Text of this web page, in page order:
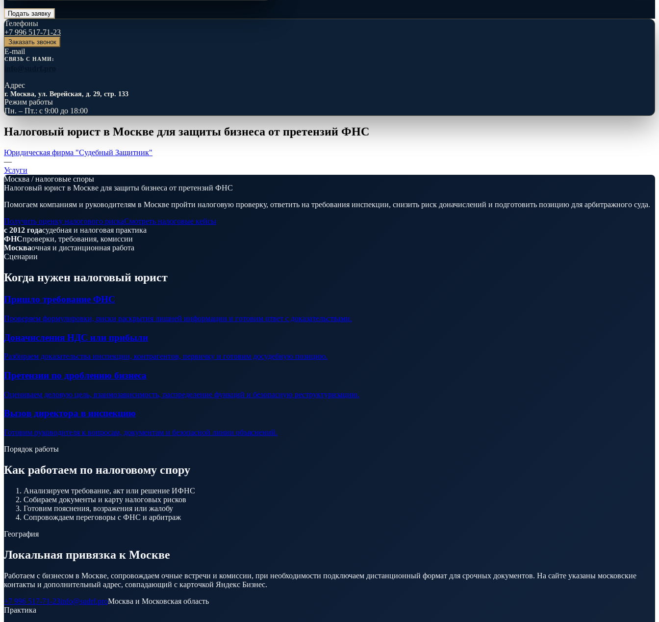
Подать заявку
Телефоны
+7 996 517-71-23
Заказать звонок
E-mail
СВЯЗЬ С НАМИ:
Адрес
г. Москва, ул. Верейская, д. 29, стр. 133
Режим работы
Пн. – Пт.: с 9:00 до 18:00
Налоговый юрист в Москве для защиты бизнеса от претензий ФНС
Юридическая фирма "Судебный Защитник"
—
Услуги
Москва / налоговые споры
Налоговый юрист в Москве для защиты бизнеса от претензий ФНС
Помогаем компаниям и руководителям в Москве пройти налоговую проверку, ответить на требования инспекции, снизить риск доначислений и подготовить позицию для арбитражного суда.
Получить оценку налогового рискаСмотреть налоговые кейсы
с 2012 годасудебная и налоговая практика
ФНСпроверки, требования, комиссии
Москваочная и дистанционная работа
Сценарии
Когда нужен налоговый юрист
Пришло требование ФНС
Проверяем формулировки, риски раскрытия лишней информации и готовим ответ с доказательствами.
Доначисления НДС или прибыли
Разбираем доказательства инспекции, контрагентов, первичку и готовим досудебную позицию.
Претензии по дроблению бизнеса
Оцениваем деловую цель, взаимозависимость, распределение функций и безопасную реструктуризацию.
Вызов директора в инспекцию
Готовим руководителя к вопросам, документам и безопасной линии объяснений.
Порядок работы
Как работаем по налоговому спору
Анализируем требование, акт или решение ИФНС
Собираем документы и карту налоговых рисков
Готовим пояснения, возражения или жалобу
Сопровождаем переговоры с ФНС и арбитраж
География
Локальная привязка к Москве
Работаем с бизнесом в Москве, сопровождаем очные встречи и комиссии, при необходимости подключаем дистанционный формат для срочных документов. На сайте указаны московские
контакты и дополнительный адрес, совпадающий с карточкой Яндекс Бизнес.
+7 996 517-71-23info@sudrf.proМосква и Московская область
Практика